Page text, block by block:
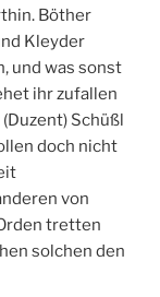
Böther
Kleyder
und was sonst
ihr zufallen
Schüßl
doch nicht
von
tretten
solchen den